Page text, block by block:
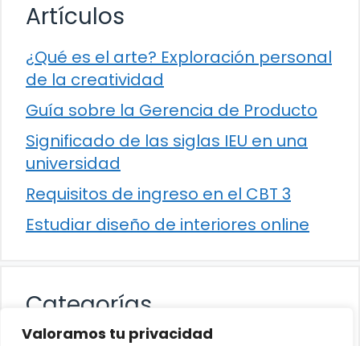
Valoramos tu privacidad
Artículos
¿Qué es el arte? Exploración personal
de la creatividad
Guía sobre la Gerencia de Producto
Significado de las siglas IEU en una
universidad
Requisitos de ingreso en el CBT 3
Estudiar diseño de interiores online
Categorías